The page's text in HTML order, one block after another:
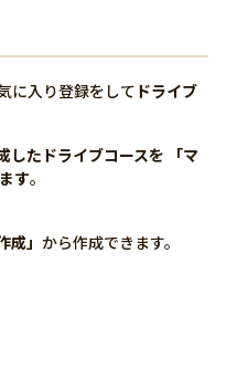
に入り登録をして ドライブ
したドライブコースを 「マ
す。
」 から作成できます。